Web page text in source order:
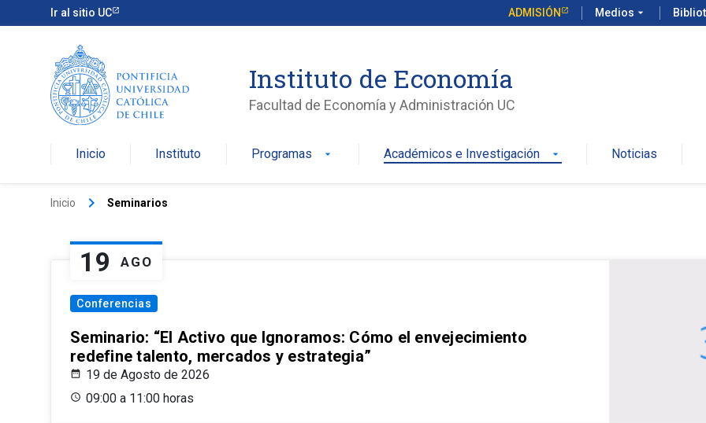
Ir al sitio UC ADMISIÓN Medios arrow_drop_down
Instituto de Economía
Facultad de Economía y Administración UC
Inicio Instituto Programas arrow_drop_down Académicos e Investigación arrow_drop_down Noticias
Inicio keyboard_arrow_right Seminarios
19 AGO
Conferencias
Seminario: “El Activo que Ignoramos: Cómo el envejecimiento
redefine talento, mercados y estrategia”
19 de Agosto de 2026
09:00 a 11:00 horas